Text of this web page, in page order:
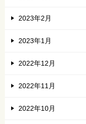
2023年2月
2023年1月
2022年12月
2022年11月
2022年10月